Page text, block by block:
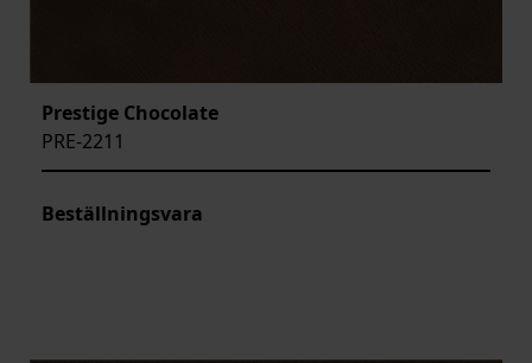
Prestige Chocolate
PRE-2211
Beställningsvara